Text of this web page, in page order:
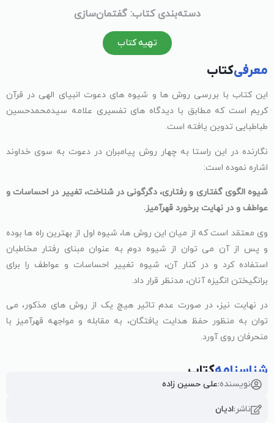
دسته‌بندی کتاب: گفتمان‌سازی
تهیه کتاب
معرفیکتاب
این کتاب با بررسی روش ها و شیوه های دعوت انبیای الهی در قرآن
کریم است که مطابق با دیدگاه های تفسیری علامه سیدمحمدحسین
طباطبایی تدوین یافته است.
نگارنده در این راستا به چهار روش پیامبران در دعوت به سوی خداوند
اشاره نموده است:
شیوه الگوی گفتاری و رفتاری، دگرگونی در شناخت، تغییر در احساسات و
عواطف و در نهایت برخورد قهرآمیز.
وی معتقد است که از میان این روش ها، شیوه اول از بهترین راه ها بوده
و پس از آن می توان از شیوه دوم به عنوان مبنای رفتار مخاطبان
استفاده کرد و در کنار آن، شیوه تغییر احساسات و عواطف را برای
برانگیختن انگیزه آنان، مدنظر قرار داد.
در نهایت نیز، در صورت عدم تاثیر هیچ یک از روش های مذکور، می
توان به منظور حفظ هدایت یافتگان، به مقابله و مواجهه قهرآمیز با
منحرفان روی آورد.
شناسنامهکتاب
نویسنده:علی حسین زاده
ناشر:ادیان